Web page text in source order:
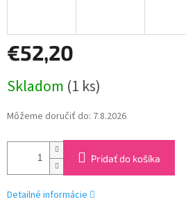
€52,20
cena:
Skladom (1 ks)
Môžeme doručiť do: 7.8.2026
Pridať do košíka
Detailné informácie